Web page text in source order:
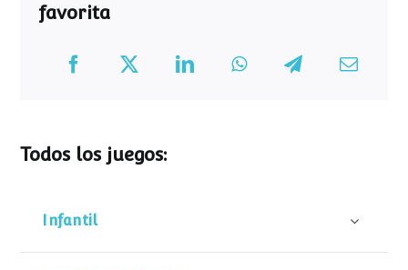
favorita
Todos los juegos:
Infantil